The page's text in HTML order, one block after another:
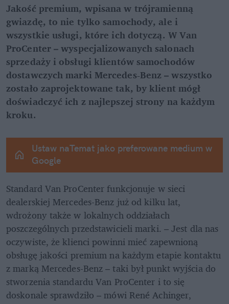
Jakość premium, wpisana w trójramienną
gwiazdę, to nie tylko samochody, ale i
wszystkie usługi, które ich dotyczą. W Van
ProCenter – wyspecjalizowanych salonach
sprzedaży i obsługi klientów samochodów
dostawczych marki Mercedes-Benz – wszystko
zostało zaprojektowane tak, by klient mógł
doświadczyć ich z najlepszej strony na każdym
kroku.
Ustaw naTemat jako preferowane medium w
Google
Standard Van ProCenter funkcjonuje w sieci
dealerskiej Mercedes-Benz już od kilku lat,
wdrożony także w lokalnych oddziałach
poszczególnych przedstawicieli marki. – Jest dla nas
oczywiste, że klienci powinni mieć zapewnioną
obsługę jakości premium na każdym etapie kontaktu
z marką Mercedes-Benz – taki był punkt wyjścia do
stworzenia standardu Van ProCenter i to się
doskonale sprawdziło – mówi René Achinger,